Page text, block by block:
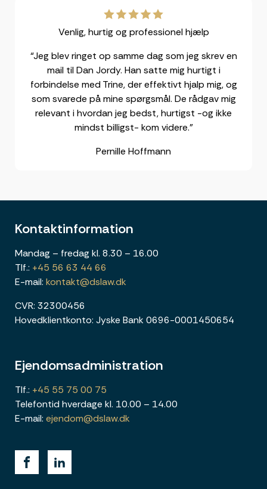
Venlig, hurtig og professionel hjælp
“Jeg blev ringet op samme dag som jeg skrev en
mail til Dan Jordy. Han satte mig hurtigt i
forbindelse med Trine, der effektivt hjalp mig, og
som svarede på mine spørgsmål. De rådgav mig
relevant i hvordan jeg bedst, hurtigst -og ikke
mindst billigst- kom videre.”
Pernille Hoffmann
Kontaktinformation
Mandag – fredag kl. 8.30 – 16.00
Tlf.: +45 56 63 44 66
E-mail: kontakt@dslaw.dk
CVR: 32300456
Hovedklientkonto: Jyske Bank 0696-0001450654
Ejendomsadministration
Tlf.: +45 55 75 00 75
Telefontid hverdage kl. 10.00 – 14.00
E-mail: ejendom@dslaw.dk